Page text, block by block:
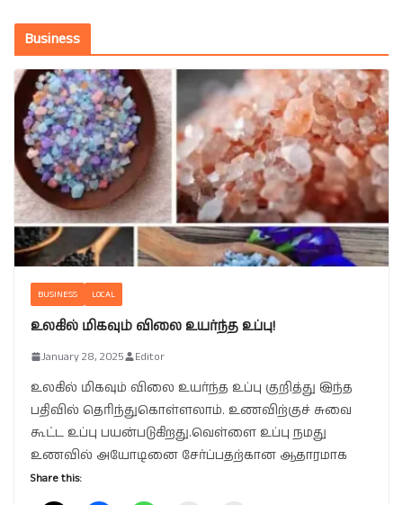
Business
BUSINESS LOCAL
உலகில் மிகவும் விலை உயர்ந்த உப்பு!
January 28, 2025 Editor
உலகில் மிகவும் விலை உயர்ந்த உப்பு குறித்து இந்த
பதிவில் தெரிந்துகொள்ளலாம். உணவிற்குச் சுவை
கூட்ட உப்பு பயன்படுகிறது.வெள்ளை உப்பு நமது
உணவில் அயோடினை சேர்ப்பதற்கான ஆதாரமாக
Share this: